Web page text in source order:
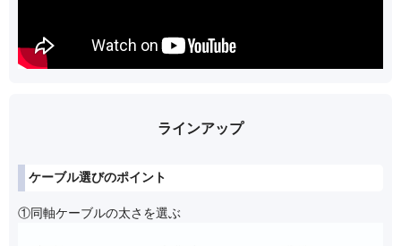
ラインアップ
ケーブル選びのポイント
①同軸ケーブルの太さを選ぶ